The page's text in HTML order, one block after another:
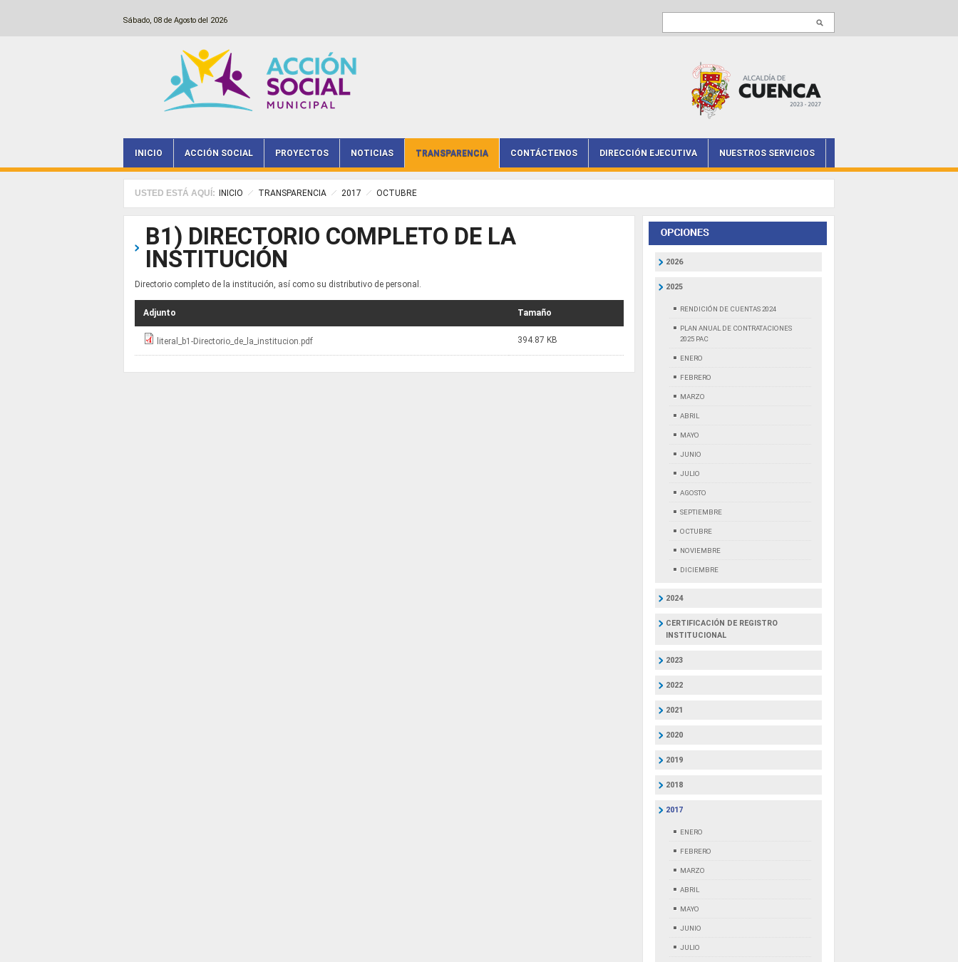
Sábado, 08 de Agosto del 2026
Main menu
INICIO ACCIÓN SOCIAL PROYECTOS NOTICIAS TRANSPARENCIA CONTÁCTENOS DIRECCIÓN EJECUTIVA NUESTROS SERVICIOS
USTED ESTÁ AQUÍ: INICIO TRANSPARENCIA 2017 OCTUBRE
B1) DIRECTORIO COMPLETO DE LA
INSTITUCIÓN
Directorio completo de la institución, así como su distributivo de personal.
Adjunto Tamaño
literal_b1-Directorio_de_la_institucion.pdf 394.87 KB
2026
2025
RENDICIÓN DE CUENTAS 2024
PLAN ANUAL DE CONTRATACIONES
2025 PAC
ENERO
FEBRERO
MARZO
ABRIL
MAYO
JUNIO
JULIO
AGOSTO
SEPTIEMBRE
OCTUBRE
NOVIEMBRE
DICIEMBRE
2024
CERTIFICACIÓN DE REGISTRO
INSTITUCIONAL
2023
2022
2021
2020
2019
2018
2017
ENERO
FEBRERO
MARZO
ABRIL
MAYO
JUNIO
JULIO